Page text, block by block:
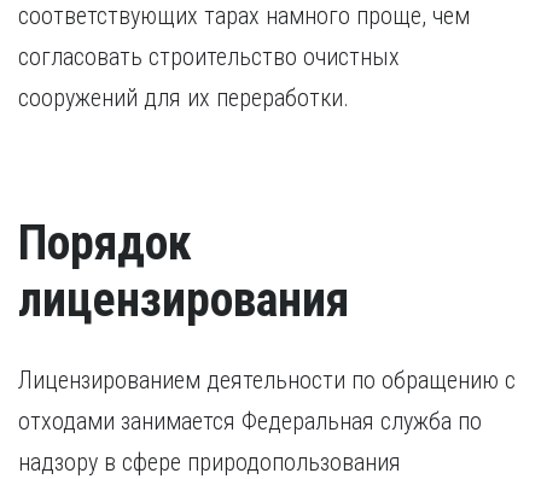
соответствующих тарах намного проще, чем
согласовать строительство очистных
сооружений для их переработки.
Порядок
лицензирования
Лицензированием деятельности по обращению с
отходами занимается Федеральная служба по
надзору в сфере природопользования